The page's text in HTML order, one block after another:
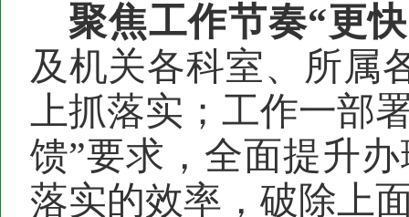
聚焦工作节奏“更快
及机关各科室、所属
上抓落实；工作一部
馈”要求，全面提升
落实的效率，破除上